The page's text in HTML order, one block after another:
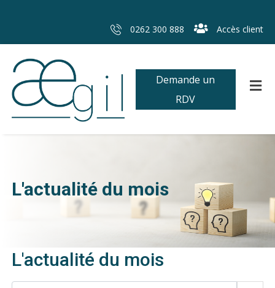
0262 300 888 Accès client
Demande un
RDV
L'actualité du mois
L'actualité du mois